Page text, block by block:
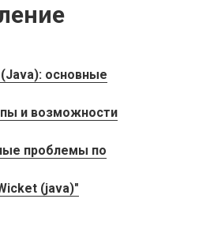
основные
и возможности
проблемы по
(java)"